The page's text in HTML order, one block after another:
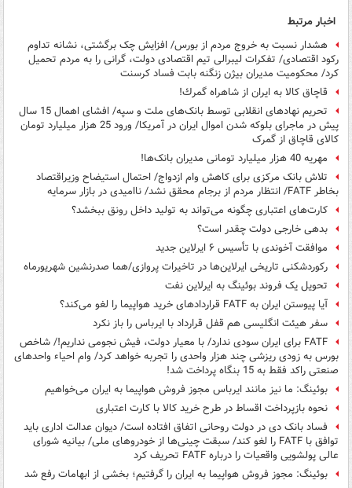
اخبار مرتبط
هشدار نسبت به خروج مردم از بورس/ افزایش چک برگشتی، نشانه تداوم
رکود اقتصادی/ تفکرات لیبرالی تیم اقتصادی دولت، گرانی را به مردم تحمیل
کرد/ محکومیت مدیران بیژن زنگنه بابت فساد کرسنت
قاچاق كالا به ایران از شاهراه گمرك!
تحریم نهادهای انقلابی توسط بانک‌های ملت و سپه/ افشای اهمال 15 سال
پیش در ماجرای بلوکه شدن اموال ایران در آمریکا/ ورود 25 هزار میلیارد تومان
کالای قاچاق از گمرک
مهریه 40 هزار میلیارد تومانی مدیران بانک‌ها!
تلاش بانک مرکزی برای کاهش وام ازدواج/ احتمال استیضاح وزیراقتصاد
بخاطر FATF/ انتظار مردم از برجام محقق نشد/ ناامیدی در بازار سرمایه
کارت‌های اعتباری چگونه می‌تواند به تولید داخل رونق ببخشد؟
بدهی خارجی دولت چقدر است؟
موافقت آخوندی با تأسیس ۶ ایرلاین جدید
رکوردشکنی تاریخی ایرلاین‌ها در تاخیرات پروازی/هما صدرنشین شهریورماه
تحویل یک فروند بوئینگ به ایرلاین نفت
آیا پیوستن ایران به FATF قراردادهای خرید هواپیما را لغو می‌کند؟
سفر هیئت انگلیسی هم قفل قرارداد با ایرباس را باز نکرد
FATF برای ایران سودی ندارد/ با معیار دولت، فیش نجومی نداریم!/ شاخص
بورس به زودی ریزشی چند هزار واحدی را تجربه خواهد کرد/ وام احیاء واحدهای
صنعتی راکد فقط به 15 بنگاه پرداخت شد!
بوئینگ: ما نیز مانند ایرباس مجوز فروش هواپیما به ایران می‌خواهیم
نحوه بازپرداخت اقساط در طرح خرید کالا با کارت اعتباری
فساد بانک دی در دولت روحانی اتفاق افتاده است/ دیوان عدالت اداری باید
توافق با FATF را لغو کند/ سبقت چینی‌ها از خودروهای ملی/ بیانیه شورای
عالی پولشویی واقعیات را درباره FATF تحریف کرد
بوئینگ: مجوز فروش هواپیما به ایران را گرفتیم؛ بخشی از ابهامات رفع شد